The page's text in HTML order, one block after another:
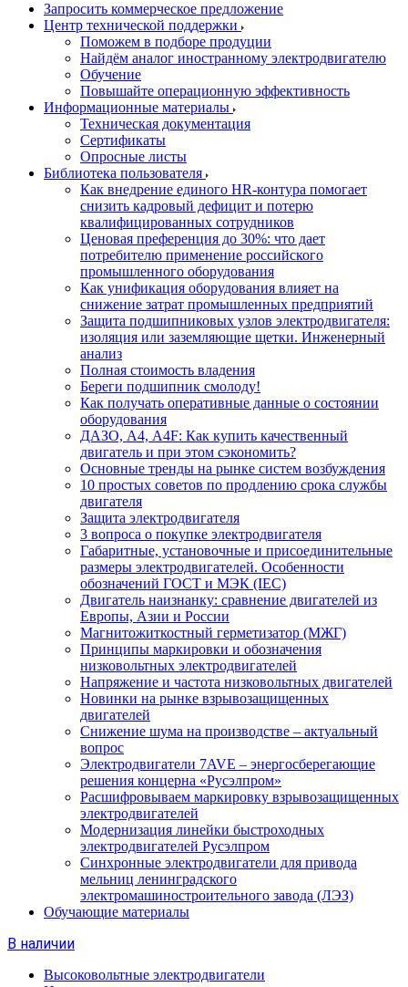
Запросить коммерческое предложение
Центр технической поддержки
Поможем в подборе продуции
Найдём аналог иностранному электродвигателю
Обучение
Повышайте операционную эффективность
Информационные материалы
Техническая документация
Сертификаты
Опросные листы
Библиотека пользователя
Как внедрение единого HR-контура помогает
снизить кадровый дефицит и потерю
квалифицированных сотрудников
Ценовая преференция до 30%: что дает
потребителю применение российского
промышленного оборудования
Как унификация оборудования влияет на
снижение затрат промышленных предприятий
Защита подшипниковых узлов электродвигателя:
изоляция или заземляющие щетки. Инженерный
анализ
Полная стоимость владения
Береги подшипник смолоду!
Как получать оперативные данные о состоянии
оборудования
ДАЗО, А4, А4F: Как купить качественный
двигатель и при этом сэкономить?
Основные тренды на рынке систем возбуждения
10 простых советов по продлению срока службы
двигателя
Защита электродвигателя
3 вопроса о покупке электродвигателя
Габаритные, установочные и присоединительные
размеры электродвигателей. Особенности
обозначений ГОСТ и МЭК (IEC)
Двигатель наизнанку: сравнение двигателей из
Европы, Азии и России
Магнитожиткостный герметизатор (МЖГ)
Принципы маркировки и обозначения
низковольтных электродвигателей
Напряжение и частота низковольтных двигателей
Новинки на рынке взрывозащищенных
двигателей
Снижение шума на производстве – актуальный
вопрос
Электродвигатели 7AVE – энергосберегающие
решения концерна «Русэлпром»
Расшифровываем маркировку взрывозащищенных
электродвигателей
Модернизация линейки быстроходных
электродвигателей Русэлпром
Синхронные электродвигатели для привода
мельниц ленинградского
электромашиностроительного завода (ЛЭЗ)
Обучающие материалы
В наличии
Высоковольтные электродвигатели